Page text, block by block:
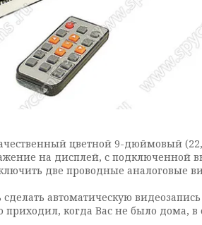
цветной 9-дюймовый
на дисплей, с
две проводные аналоговые
автоматическую
приходил, когда Вас не было